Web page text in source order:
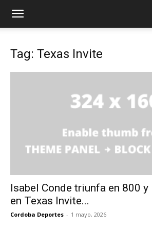
Tag: Texas Invite
Isabel Conde triunfa en 800
en Texas Invite...
Cordoba Deportes - 1 mayo, 2026